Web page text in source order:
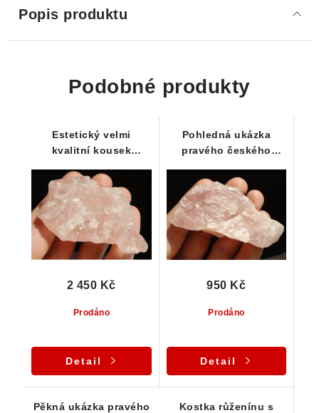
Popis produktu
Podobné produkty
Estetický velmi
kvalitní kousek
růženínu
Prodáno
2 450 Kč
Detail
Pohledná ukázka
pravého českého
sytě růžovou pasáží
Prodáno
950 Kč
Detail
Pěkná ukázka pravého
Kostka růženínu s